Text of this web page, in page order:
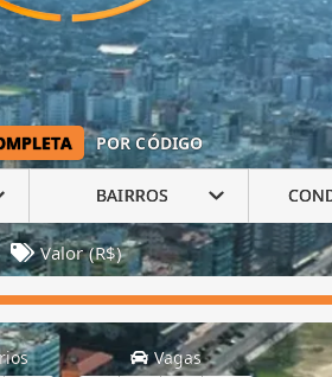
POR CÓDIGO
BAIRROS
Valor (R$)
Vagas